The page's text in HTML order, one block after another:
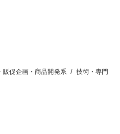
販促企画・商品開発系
技術・専門